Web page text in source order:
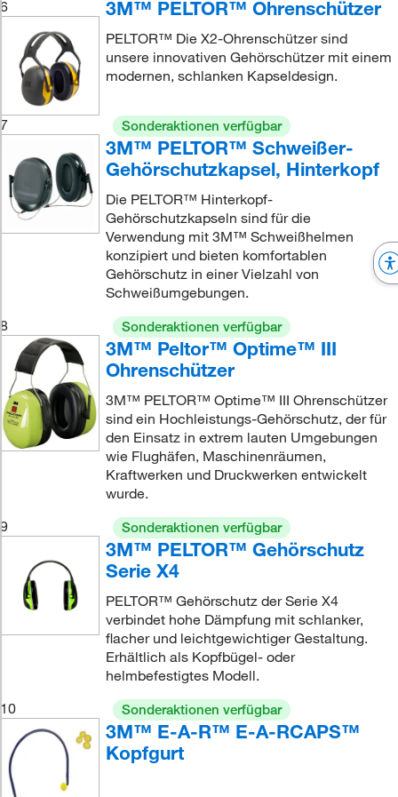
6 3M™ PELTOR™ Ohrenschützer
PELTOR™ Die X2-Ohrenschützer sind
unsere innovativen Gehörschützer mit einem
modernen, schlanken Kapseldesign.
7 Sonderaktionen verfügbar
3M™ PELTOR™ Schweißer-
Gehörschutzkapsel, Hinterkopf
Die PELTOR™ Hinterkopf-
Gehörschutzkapseln sind für die
Verwendung mit 3M™ Schweißhelmen
konzipiert und bieten komfortablen
Gehörschutz in einer Vielzahl von
Schweißumgebungen.
8
Sonderaktionen verfügbar
3M™ Peltor™ Optime™ III
Ohrenschützer
3M™ PELTOR™ Optime™ III Ohrenschützer
sind ein Hochleistungs-Gehörschutz, der für
den Einsatz in extrem lauten Umgebungen
wie Flughäfen, Maschinenräumen,
Kraftwerken und Druckwerken entwickelt
wurde.
9
Sonderaktionen verfügbar
3M™ PELTOR™ Gehörschutz
Serie X4
PELTOR™ Gehörschutz der Serie X4
verbindet hohe Dämpfung mit schlanker,
flacher und leichtgewichtiger Gestaltung.
Erhältlich als Kopfbügel- oder
helmbefestigtes Modell.
10
Sonderaktionen verfügbar
3M™ E-A-R™ E-A-RCAPS™
Kopfgurt